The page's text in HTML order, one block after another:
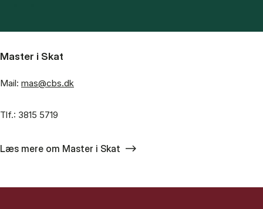
Master i Skat
Mail: mas@cbs.dk
Tlf.: 3815 5719
Læs mere om Master i Skat